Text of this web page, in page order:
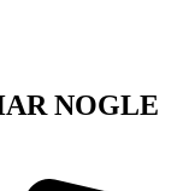
NOGLE